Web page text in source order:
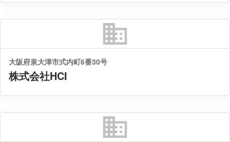
business
大阪府泉大津市式内町6番30号
株式会社HCI
business